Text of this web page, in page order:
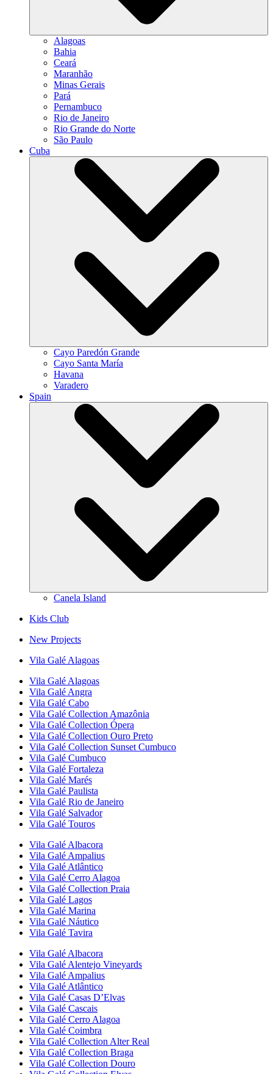
Alagoas
Bahia
Ceará
Maranhão
Minas Gerais
Pará
Pernambuco
Rio de Janeiro
Rio Grande do Norte
São Paulo
Cuba
Cayo Paredón Grande
Cayo Santa María
Havana
Varadero
Spain
Canela Island
Kids Club
New Projects
Vila Galé Alagoas
Vila Galé Alagoas
Vila Galé Angra
Vila Galé Cabo
Vila Galé Collection Amazônia
Vila Galé Collection Ópera
Vila Galé Collection Ouro Preto
Vila Galé Collection Sunset Cumbuco
Vila Galé Cumbuco
Vila Galé Fortaleza
Vila Galé Marés
Vila Galé Paulista
Vila Galé Rio de Janeiro
Vila Galé Salvador
Vila Galé Touros
Vila Galé Albacora
Vila Galé Ampalius
Vila Galé Atlântico
Vila Galé Cerro Alagoa
Vila Galé Collection Praia
Vila Galé Lagos
Vila Galé Marina
Vila Galé Náutico
Vila Galé Tavira
Vila Galé Albacora
Vila Galé Alentejo Vineyards
Vila Galé Ampalius
Vila Galé Atlântico
Vila Galé Casas D’Elvas
Vila Galé Cascais
Vila Galé Cerro Alagoa
Vila Galé Coimbra
Vila Galé Collection Alter Real
Vila Galé Collection Braga
Vila Galé Collection Douro